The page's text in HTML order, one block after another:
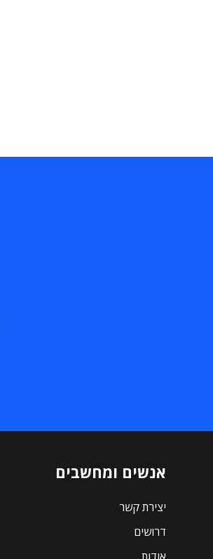
אנשים ומחשבים
יצירת קשר
דרושים